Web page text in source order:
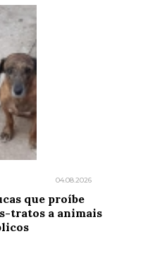
04.08.2026
que proíbe
tratos a animais